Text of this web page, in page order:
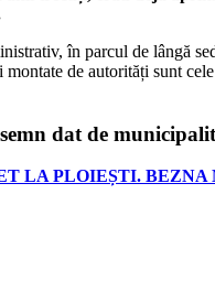
în parcul de lângă
de autorități sunt
dat de
LA PLOIEȘTI.